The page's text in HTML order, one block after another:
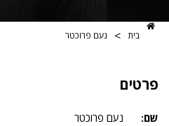
נעם פרוכטר
נעם פרוכטר